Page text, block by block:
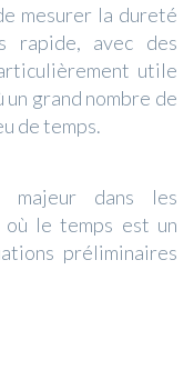
mesurer la dureté
rapide, avec des
utile
grand nombre de
de temps.
dans les
où le temps est un
préliminaires